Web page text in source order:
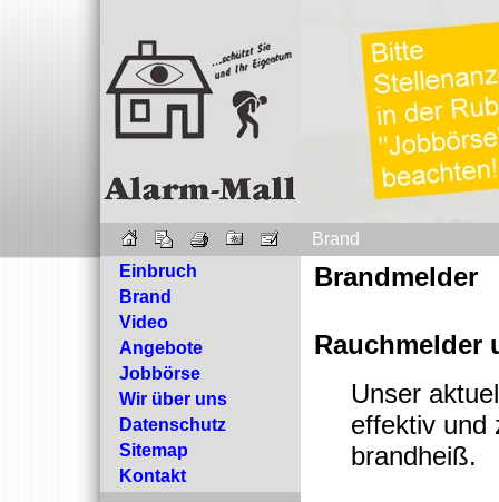
Brand
Einbruch
Brand
Video
Angebote
Jobbörse
Wir über uns
Datenschutz
Sitemap
Kontakt
Brandmelder
Rauchmelder
Unser
effektiv und
brandheiß.